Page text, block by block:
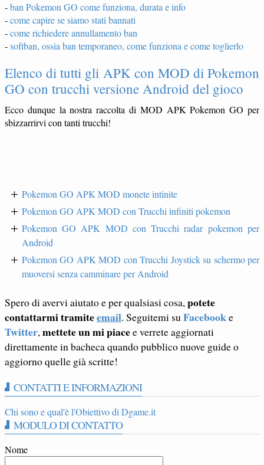
-ban Pokemon GO come funziona, durata e info
-come capire se siamo stati bannati
-come richiedere annullamento ban
-softban, ossia ban temporaneo, come funziona e come toglierlo
Elenco di tutti gli APK con MOD di Pokemon
GO con trucchi versione Android del gioco
Ecco dunque la nostra raccolta di MOD APK Pokemon GO per
sbizzarrirvi con tanti trucchi!
Pokemon GO APK MOD monete intinite
Pokemon GO APK MOD con Trucchi infiniti pokemon
Pokemon GO APK MOD con Trucchi radar pokemon per
Android
Pokemon GO APK MOD con Trucchi Joystick su schermo per
muoversi senza camminare per Android
Spero di avervi aiutato e per qualsiasi cosa, potete
contattarmi tramiteemail. Seguitemi su Facebooke
Twitter, mettete un mi piacee verrete aggiornati
direttamente in bacheca quando pubblico nuove guide o
aggiorno quelle già scritte!
CONTATTI E INFORMAZIONI
Chi sono e qual'è l'Obiettivo di Dgame.it
MODULO DI CONTATTO
Nome